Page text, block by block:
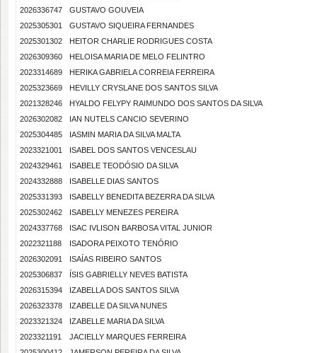
2026336747
GUSTAVO GOUVEIA
2025305301
GUSTAVO SIQUEIRA FERNANDES
2025301302
HEITOR CHARLIE RODRIGUES COSTA
2026309360
HELOISA MARIA DE MELO FELINTRO
2023314689
HERIKA GABRIELA CORREIA FERREIRA
2025323669
HEVILLY CRYSLANE DOS SANTOS SILVA
2021328246
HYALDO FELYPY RAIMUNDO DOS SANTOS DA SILVA
2026302082
IAN NUTELS CANCIO SEVERINO
2025304485
IASMIN MARIA DA SILVA MALTA
2023321001
ISABEL DOS SANTOS VENCESLAU
2024329461
ISABELE TEODÓSIO DA SILVA
2024332888
ISABELLE DIAS SANTOS
2025331393
ISABELLY BENEDITA BEZERRA DA SILVA
2025302462
ISABELLY MENEZES PEREIRA
2024337768
ISAC IVLISON BARBOSA VITAL JUNIOR
2022321188
ISADORA PEIXOTO TENÓRIO
2026302091
ISAÍAS RIBEIRO SANTOS
2025306837
ÍSIS GABRIELLY NEVES BATISTA
2026315394
IZABELLA DOS SANTOS SILVA
2026323378
IZABELLE DA SILVA NUNES
2023321324
IZABELLE MARIA DA SILVA
2023321191
JACIELLY MARQUES FERREIRA